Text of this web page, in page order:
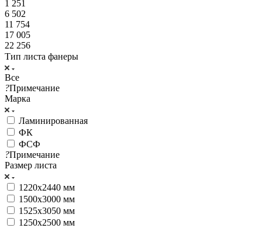
1 251
6 502
11 754
17 005
22 256
Тип листа фанеры
Все
?Примечание
Марка
Ламинированная
ФК
ФСФ
?Примечание
Размер листа
1220x2440 мм
1500x3000 мм
1525x3050 мм
1250x2500 мм